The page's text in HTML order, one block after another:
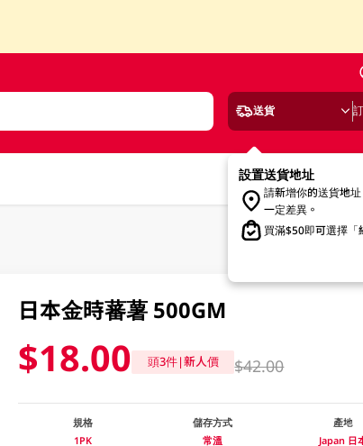
送貨
設置送貨地址
請新增你的送貨地
一定差異。
買滿$50即可選擇「
日本金時蕃薯 500GM
$18.00 頭3件|新人價 $42.00
規格
1PK
儲存方式
常溫
產地
Japan 日